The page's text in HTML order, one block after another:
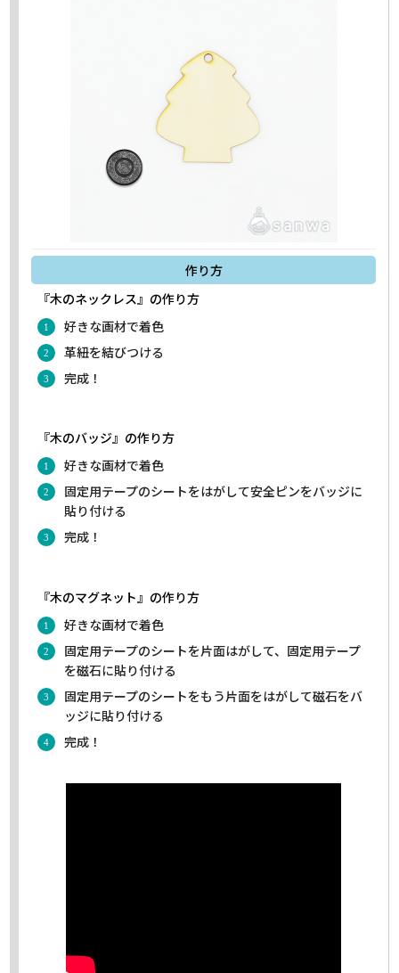
作り方
『木のネックレス』の作り方
好きな画材で着色
革紐を結びつける
完成！
『木のバッジ』の作り方
好きな画材で着色
固定用テープのシートをはがして安全ピンをバッジに
貼り付ける
完成！
『木のマグネット』の作り方
好きな画材で着色
固定用テープのシートを片面はがして、固定用テープ
を磁石に貼り付ける
固定用テープのシートをもう片面をはがして磁石をバ
ッジに貼り付ける
完成！